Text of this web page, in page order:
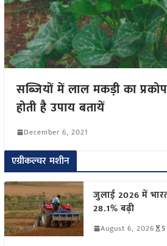
सब्जियों में लाल मकड़ी का
होती है उपाय बतायें
December 6, 2021
एग्रीकल्चर मशीन
जुलाई 2026 में भारत
28.1% बढ़ी
August 6, 2026